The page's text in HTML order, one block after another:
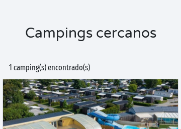
Campings cercanos
1 camping(s) encontrado(s)